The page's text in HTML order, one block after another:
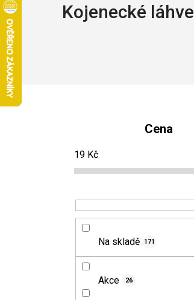
Kojenecké láhve
Cena
19 Kč
Na skladě 171
Akce 26